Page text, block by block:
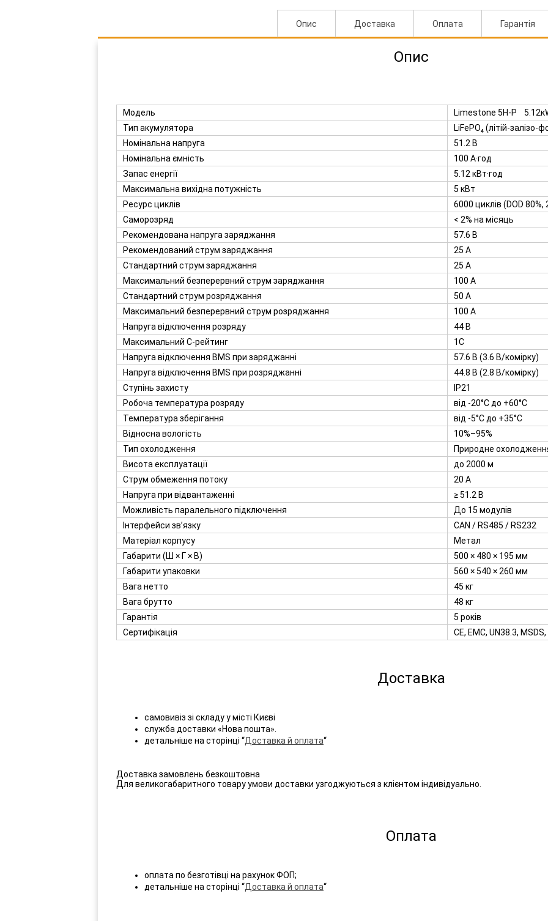
Опис Доставка Оплата Гарантія
Опис
Модель
Limestone 5H-P
Тип акумулятора
LiFePO₄ (літій-
Номінальна напруга
51.2 В
Номінальна ємність
100 А·год
Запас енергії
5.12 кВт·год
Максимальна вихідна потужність
5 кВт
Ресурс циклів
6000 циклів (DOD 80%,
Саморозряд
< 2% на місяць
Рекомендована напруга заряджання
57.6 В
Рекомендований струм заряджання
25 А
Стандартний струм заряджання
25 А
Максимальний безперервний струм заряджання
100 А
Стандартний струм розряджання
50 А
Максимальний безперервний струм розряджання
100 А
Напруга відключення розряду
44 В
Максимальний C-рейтинг
1C
Напруга відключення BMS при заряджанні
57.6 В (3.6 В/комірку)
Напруга відключення BMS при розряджанні
44.8 В (2.8 В/комірку)
Ступінь захисту
IP21
Робоча температура розряду
від -20°C до +60°C
Температура зберігання
від -5°C до +35°C
Відносна вологість
10%–95%
Тип охолодження
Природне
Висота експлуатації
до 2000 м
Струм обмеження потоку
20 А
Напруга при відвантаженні
≥ 51.2 В
Можливість паралельного підключення
До 15 модулів
Інтерфейси зв’язку
CAN / RS485 / RS232
Матеріал корпусу
Метал
Габарити (Ш × Г × В)
500 × 480 × 195 мм
Габарити упаковки
560 × 540 × 260 мм
Вага нетто
45 кг
Вага брутто
48 кг
Гарантія
5 років
Сертифікація
CE, EMC, UN38.3,
Доставка
самовивіз зі складу у місті Києві
служба доставки «Нова пошта».
детальніше на сторінці “Доставка й оплата“
Доставка замовлень безкоштовна
Для великогабаритного товару умови доставки узгоджуються з клієнтом індивідуально.
Оплата
оплата по безготівці на рахунок ФОП;
детальніше на сторінці “Доставка й оплата“